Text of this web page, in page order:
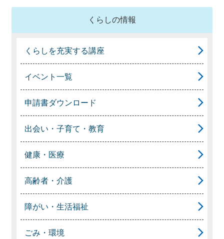
くらしの情報
くらしを充実する講座
イベント一覧
申請書ダウンロード
出会い・子育て・教育
健康・医療
高齢者・介護
障がい・生活福祉
ごみ・環境